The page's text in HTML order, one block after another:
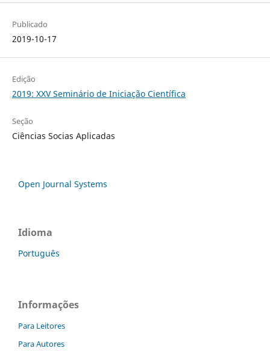
Publicado
2019-10-17
Edição
2019: XXV Seminário de Iniciação Científica
Seção
Ciências Socias Aplicadas
Open Journal Systems
Idioma
Português
Informações
Para Leitores
Para Autores